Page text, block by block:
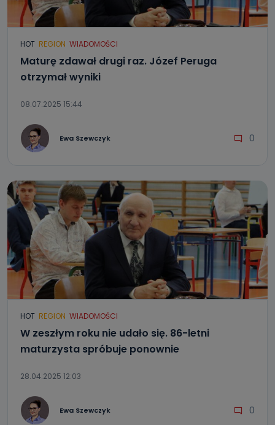
HOT REGION WIADOMOŚCI
Maturę zdawał drugi raz. Józef Peruga
otrzymał wyniki
08.07.2025 15:44
Ewa Szewczyk 0
HOT REGION WIADOMOŚCI
W zeszłym roku nie udało się. 86-letni
maturzysta spróbuje ponownie
28.04.2025 12:03
Ewa Szewczyk 0